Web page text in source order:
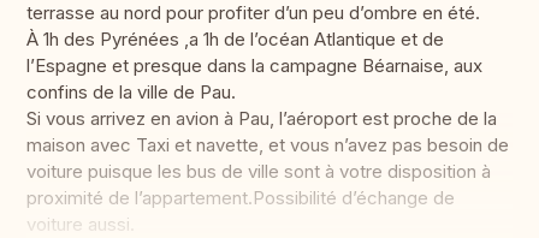
terrasse au nord pour profiter d’un peu d’ombre en été.
À 1h des Pyrénées ,a 1h de l’océan Atlantique et de
l’Espagne et presque dans la campagne Béarnaise, aux
confins de la ville de Pau.
Si vous arrivez en avion à Pau, l’aéroport est proche de la
maison avec Taxi et navette, et vous n’avez pas besoin de
voiture puisque les bus de ville sont à votre disposition à
proximité de l’appartement.Possibilité d’échange de
voiture aussi.